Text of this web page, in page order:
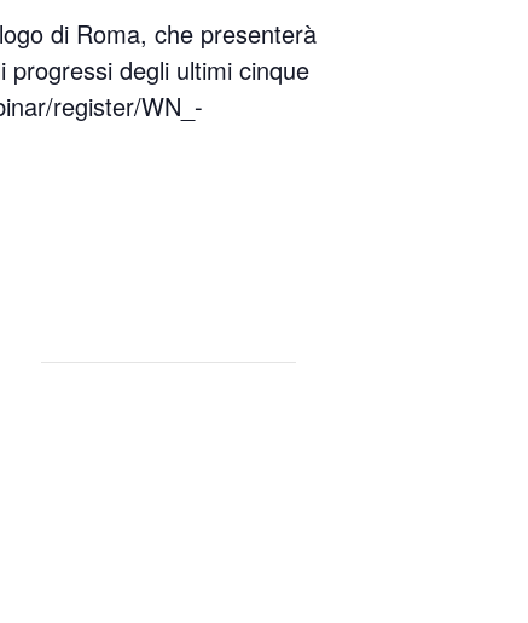
di Roma, che presenterà
degli ultimi cinque
register/WN_-